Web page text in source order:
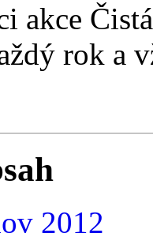
akce
rok a
2012